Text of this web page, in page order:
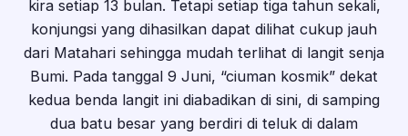
kira setiap 13 bulan. Tetapi setiap tiga tahun sekali,
konjungsi yang dihasilkan dapat dilihat cukup jauh
dari Matahari sehingga mudah terlihat di langit senja
Bumi. Pada tanggal 9 Juni, “ciuman kosmik” dekat
kedua benda langit ini diabadikan di sini, di samping
dua batu besar yang berdiri di teluk di dalam